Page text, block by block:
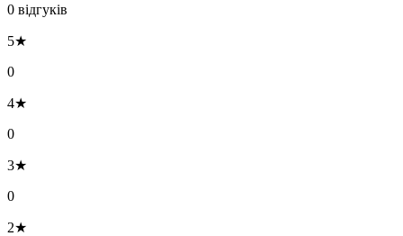
0 відгуків
5★
0
4★
0
3★
0
2★